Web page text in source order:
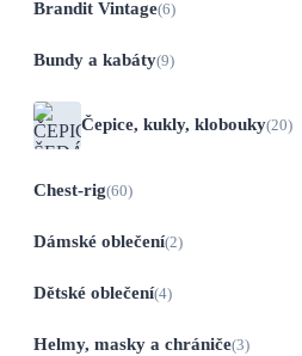
Brandit Vintage(6)
Bundy a kabáty(9)
Čepice, kukly, klobouky(20)
Chest-rig(60)
Dámské oblečení(2)
Dětské oblečení(4)
Helmy, masky a chrániče(3)